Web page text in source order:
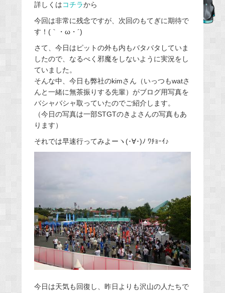
o
o
k
詳しくはコチラから
今回は非常に残念ですが、次回のもてぎに期待で
す！(｀・ω・´)
さて、今日はピットの外も内もバタバタしていま
したので、なるべく邪魔をしないように実況をし
ていました。
そんな中、今日も弊社のkimさん（いっつもwatさ
んと一緒に無茶振りする先輩）がブログ用写真を
バシャバシャ取っていたのでご紹介します。
（今日の写真は一部STGTのきよさんの写真もあ
ります）
それでは早速行ってみよーヽ(･∀･)ﾉ ﾜﾁｮｰｲ♪
今日は天気も回復し、昨日よりも沢山の人たちで